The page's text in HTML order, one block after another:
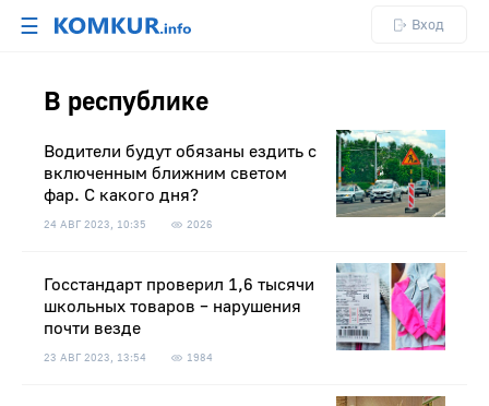
☰ Вход
В республике
Водители будут обязаны ездить с
включенным ближним светом
фар. С какого дня?
24 АВГ 2023, 10:35 2026
Госстандарт проверил 1,6 тысячи
школьных товаров – нарушения
почти везде
23 АВГ 2023, 13:54 1984